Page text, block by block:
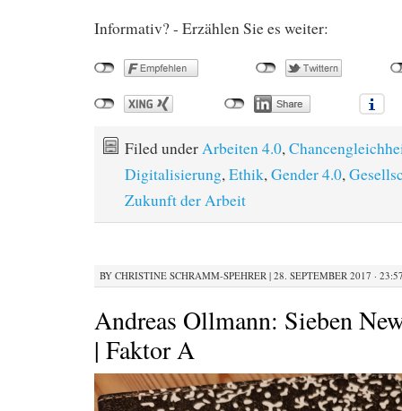
Informativ? - Erzählen Sie es weiter:
Filed underArbeiten 4.0,
Digitalisierung,Ethik,Gender 4.0,
Zukunft der Arbeit
BY CHRISTINE SCHRAMM-SPEHRER | 28. SEPTEMBER 2017 ·
Andreas Ollmann: Sieben
| Faktor A